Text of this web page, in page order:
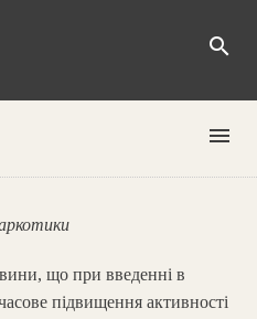
search
menu
що при введенні в
підвищення активності